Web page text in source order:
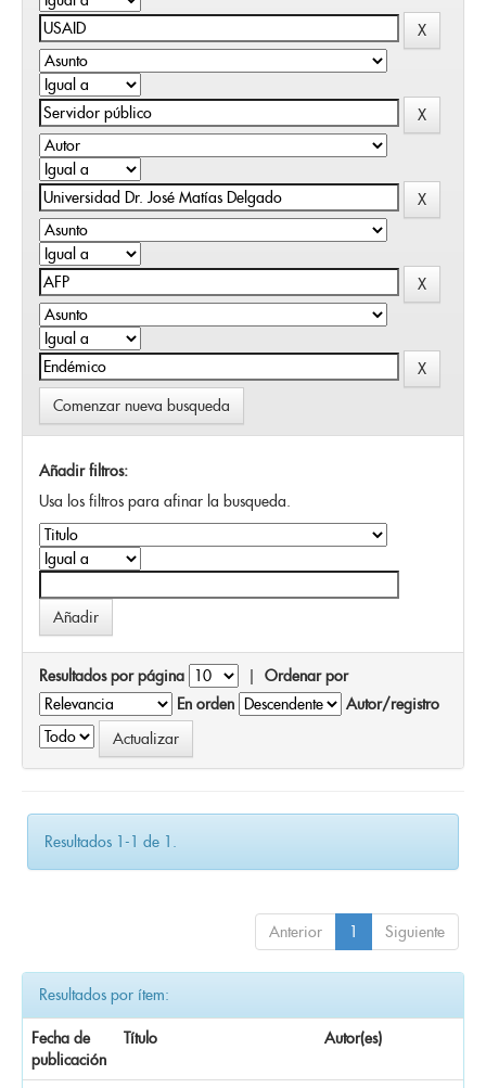
Comenzar nueva busqueda
Añadir filtros:
Usa los filtros para afinar la busqueda.
Resultados por página | Ordenar por
En orden
Autor/registro
Resultados 1-1 de 1.
Anterior 1 Siguiente
Resultados por ítem:
Fecha de
publicación
Título Autor(es)